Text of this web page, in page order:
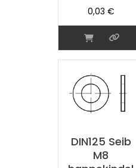
0,03 €
DIN125 Seib
M8